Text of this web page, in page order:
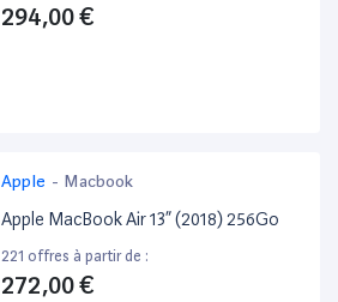
294,00 €
Apple - Macbook
Apple MacBook Air 13” (2018) 256Go
221 offres à partir de :
272,00 €